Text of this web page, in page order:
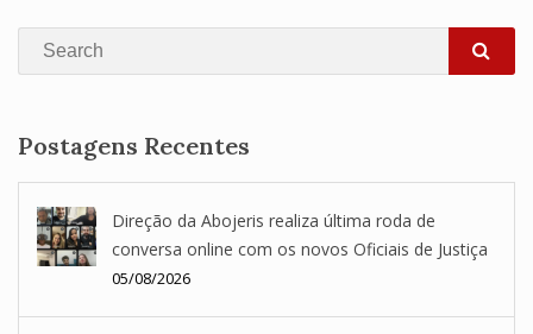
Search
Postagens Recentes
Direção da Abojeris realiza última roda de
conversa online com os novos Oficiais de Justiça
05/08/2026